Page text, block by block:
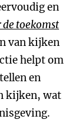
en
de toekomst
van kijken
helpt om
en
kijken, wat